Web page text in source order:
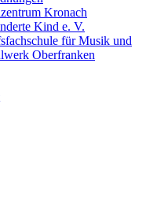
Kronach
Kind e. V.
für Musik und
Oberfranken